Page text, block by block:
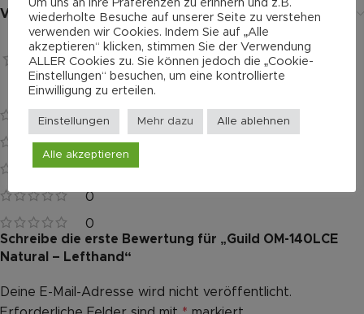
Versand
0 reviews
0
0
0
0
0
Bewertungen
Es gibt noch keine Bewertungen.
Schreibe die erste Bewertung für „Guild OM-140LCE
Natural – Lefthand“
Deine E-Mail-Adresse wird nicht veröffentlicht.
Alternative:
Um uns an Ihre Präferenzen zu erinnern und z.B.
wiederholte Besuche auf unserer Seite zu verstehen
verwenden wir Cookies. Indem Sie auf „Alle
akzeptieren“ klicken, stimmen Sie der Verwendung
ALLER Cookies zu. Sie können jedoch die „Cookie-
Einstellungen“ besuchen, um eine kontrollierte
Einwilligung zu erteilen.
Einstellungen Mehr dazu Alle ablehnen
Alle akzeptieren